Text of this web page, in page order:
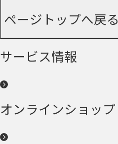
ページトップへ戻る
サービス情報
オンラインショップ